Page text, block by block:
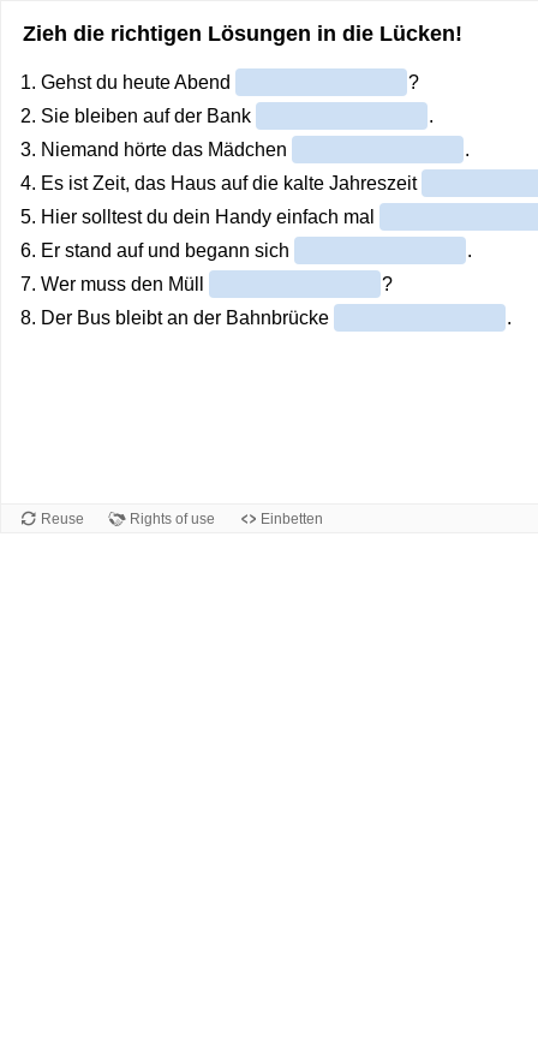
Zieh die richtigen Lösungen in die Lücken!
1. Gehst du heute Abend
?
2. Sie bleiben auf der Bank
.
3. Niemand hörte das Mädchen
.
4. Es ist Zeit, das Haus auf die kalte Jahreszeit
5. Hier solltest du dein Handy einfach mal
6. Er stand auf und begann sich
.
7. Wer muss den Müll
?
8. Der Bus bleibt an der Bahnbrücke
.
Reuse Rights of use Einbetten